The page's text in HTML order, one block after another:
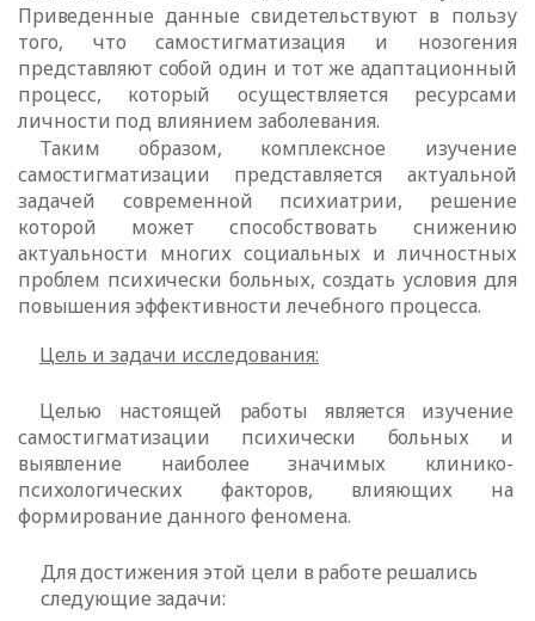
Приведенные данные свидетельствуют в пользу
того, что самостигматизация и нозогения
представляют собой один и тот же адаптационный
процесс, который осуществляется ресурсами
личности под влиянием заболевания.
Таким образом, комплексное изучение
самостигматизации представляется актуальной
задачей современной психиатрии, решение
которой может способствовать снижению
актуальности многих социальных и личностных
проблем психически больных, создать условия для
повышения эффективностилечебного процесса.
Цель и задачи исследования:
Целью настоящей работы является изучение
самостигматизации психически больных и
выявление наиболее значимых клинико-
психологических факторов, влияющих на
формирование данного феномена.
Для достижения этой цели в работе решались
следующие задачи: